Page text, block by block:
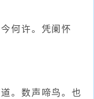
何许。凭阑怀
。数声啼鸟。也